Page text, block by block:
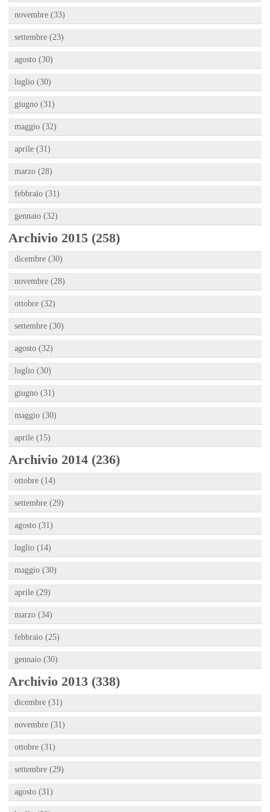
novembre (33)
settembre (23)
agosto (30)
luglio (30)
giugno (31)
maggio (32)
aprile (31)
marzo (28)
febbraio (31)
gennaio (32)
Archivio 2015 (258)
dicembre (30)
novembre (28)
ottobre (32)
settembre (30)
agosto (32)
luglio (30)
giugno (31)
maggio (30)
aprile (15)
Archivio 2014 (236)
ottobre (14)
settembre (29)
agosto (31)
luglio (14)
maggio (30)
aprile (29)
marzo (34)
febbraio (25)
gennaio (30)
Archivio 2013 (338)
dicembre (31)
novembre (31)
ottobre (31)
settembre (29)
agosto (31)